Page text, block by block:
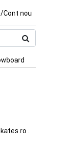
Cont nou
produs
.